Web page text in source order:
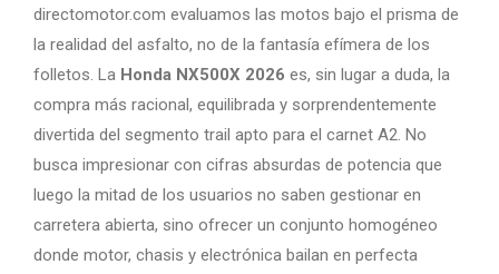
directomotor.com evaluamos las motos bajo el prisma de
la realidad del asfalto, no de la fantasía efímera de los
folletos. La Honda NX500X 2026 es, sin lugar a duda, la
compra más racional, equilibrada y sorprendentemente
divertida del segmento trail apto para el carnet A2. No
busca impresionar con cifras absurdas de potencia que
luego la mitad de los usuarios no saben gestionar en
carretera abierta, sino ofrecer un conjunto homogéneo
donde motor, chasis y electrónica bailan en perfecta